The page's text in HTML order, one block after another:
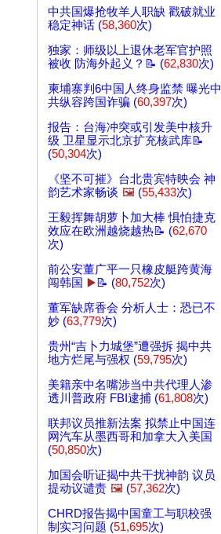
中共国爆抢牧羊人职缺 戳破就业
稳定神话 (58,360次)
独家：师级以上退休老军官护照
被收 防海外起义？📝 (62,830次)
柬埔寨判6中国人终身监禁 曝光中
共纵容跨国诈骗 (60,397次)
报告：台海冲突或引发美中核升
级 卫星显示北京扩充核武库📝
(50,304次)
《坚不可摧》台北贵宾特映会 神
韵艺术家畅谈 🖼️ (55,433次)
王毅挥舞胡萝卜加大棒 惧怕捷克
效应在欧洲越烧越热📝 (62,670
次)
前公安董广平一只橡皮艇跨黄海
闯韩国 ▶️📝 (80,752次)
董军缺席香会 分析人士：恐已不
妙 (63,779次)
贵州“吉卜力城堡”遭强拆 揭中共
地方烂尾与强权 (59,795次)
美籍亲中名嘴涉当中共代理人渗
透川普政府 FBI逮捕 (61,808次)
联邦议员推新法案 拟禁止中国连
网汽车从墨西哥和加拿大入美国
(50,850次)
加国会听证揭中共干扰神韵 议员
提动议谴责 🖼️ (57,362次)
CHRD报告揭中国童工与职校强
制实习问题 (51,695次)